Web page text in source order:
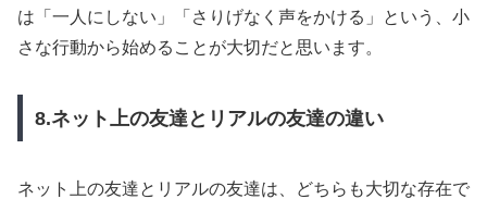
は「一人にしない」「さりげなく声をかける」という、小
さな行動から始めることが大切だと思います。
8.ネット上の友達とリアルの友達の違い
ネット上の友達とリアルの友達は、どちらも大切な存在で